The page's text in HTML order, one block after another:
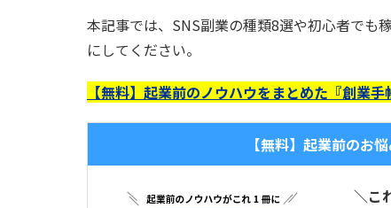
本記事では、SNS副業の種類8選や初心者でも
にしてください。
【無料】起業前のノウハウをまとめた『創業
【無料】起業前のお
＼こ